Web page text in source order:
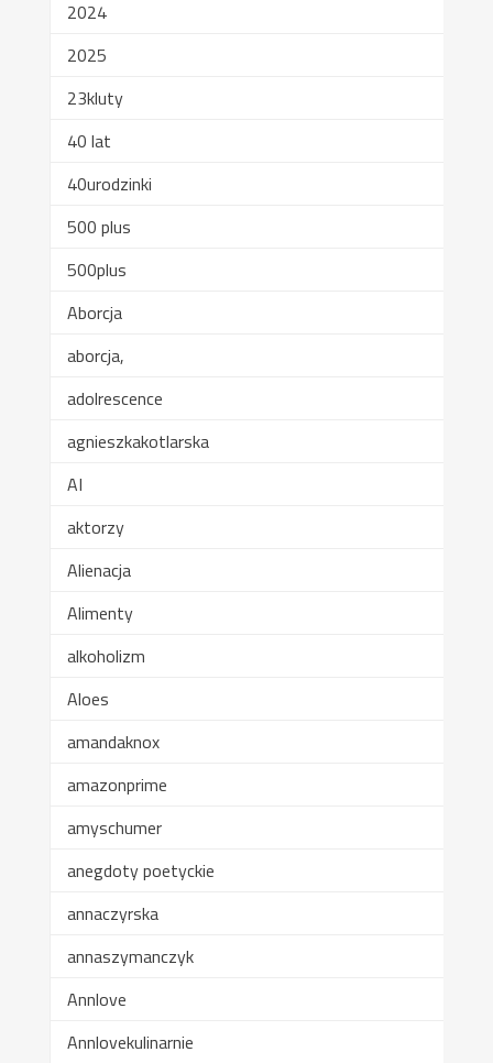
2024
2025
23kluty
40 lat
40urodzinki
500 plus
500plus
Aborcja
aborcja,
adolrescence
agnieszkakotlarska
AI
aktorzy
Alienacja
Alimenty
alkoholizm
Aloes
amandaknox
amazonprime
amyschumer
anegdoty poetyckie
annaczyrska
annaszymanczyk
Annlove
Annlovekulinarnie